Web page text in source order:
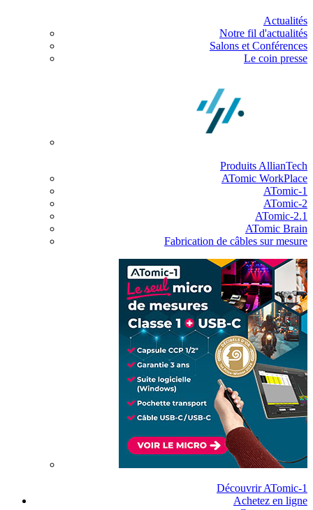
Actualités
Notre fil d'actualités
Salons et Conférences
Le coin presse
Produits AllianTech
ATomic WorkPlace
ATomic-1
ATomic-2
ATomic-2.1
ATomic Brain
Fabrication de câbles sur mesure
Découvrir ATomic-1
Achetez en ligne